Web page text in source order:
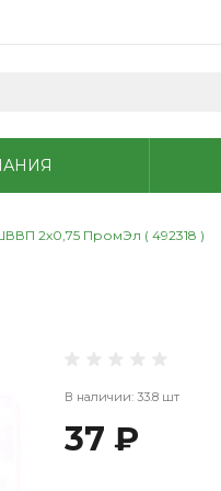
2х0,75 ПромЭл ( 492318 )
В наличии: 33.8 шт
37 ₽